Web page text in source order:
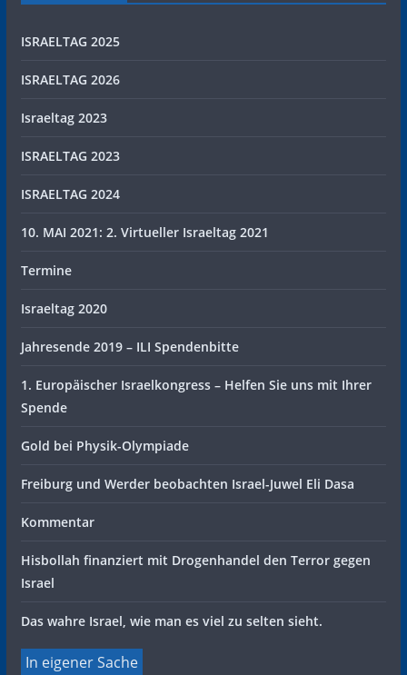
ISRAELTAG 2025
ISRAELTAG 2026
Israeltag 2023
ISRAELTAG 2023
ISRAELTAG 2024
10. MAI 2021: 2. Virtueller Israeltag 2021
Termine
Israeltag 2020
Jahresende 2019 – ILI Spendenbitte
1. Europäischer Israelkongress – Helfen Sie uns mit Ihrer
Spende
Gold bei Physik-Olympiade
Freiburg und Werder beobachten Israel-Juwel Eli Dasa
Kommentar
Hisbollah finanziert mit Drogenhandel den Terror gegen
Israel
Das wahre Israel, wie man es viel zu selten sieht.
In eigener Sache